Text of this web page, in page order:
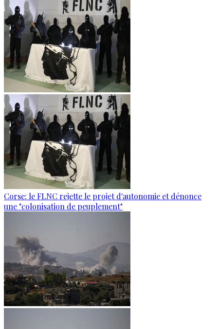
Corse: le FLNC rejette le projet d'autonomie et dénonce
une "colonisation de peuplement"